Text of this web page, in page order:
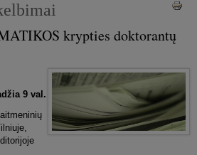
krypties doktorantų
9 val.